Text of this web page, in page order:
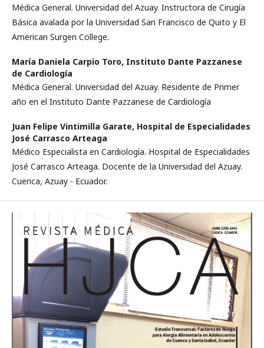
Médica General. Universidad del Azuay. Instructora de Cirugía
Básica avalada por la Universidad San Francisco de Quito y El
American Surgen College.
María Daniela Carpio Toro, Instituto Dante Pazzanese
de Cardiología
Médica General. Universidad del Azuay. Residente de Primer
año en el Instituto Dante Pazzanese de Cardiología
Juan Felipe Vintimilla Garate, Hospital de Especialidades
José Carrasco Arteaga
Médico Especialista en Cardiología. Hospital de Especialidades
José Carrasco Arteaga. Docente de la Universidad del Azuay.
Cuenca, Azuay - Ecuador.